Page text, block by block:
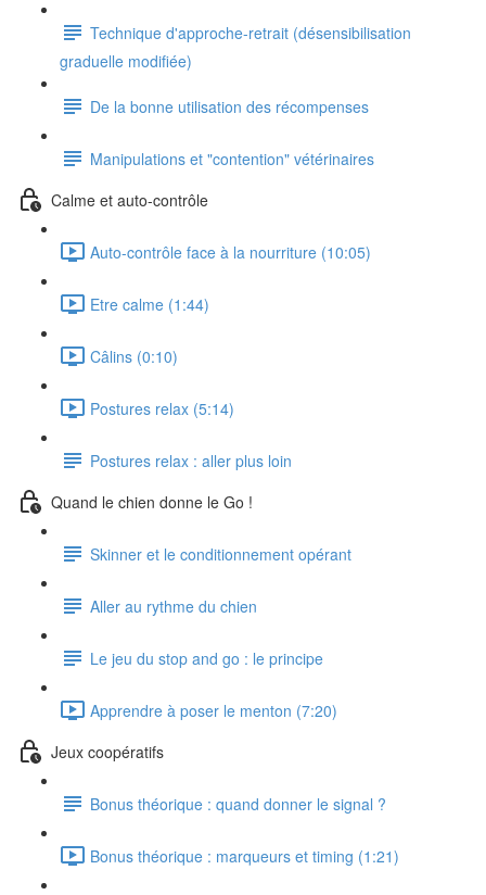
Technique d'approche-retrait (désensibilisation
graduelle modifiée)
De la bonne utilisation des récompenses
Manipulations et "contention" vétérinaires
Calme et auto-contrôle
Auto-contrôle face à la nourriture (10:05)
Etre calme (1:44)
Câlins (0:10)
Postures relax (5:14)
Postures relax : aller plus loin
Quand le chien donne le Go !
Skinner et le conditionnement opérant
Aller au rythme du chien
Le jeu du stop and go : le principe
Apprendre à poser le menton (7:20)
Jeux coopératifs
Bonus théorique : quand donner le signal ?
Bonus théorique : marqueurs et timing (1:21)